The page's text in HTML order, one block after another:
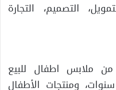
التصميم، التجارة
ملابس اطفال للبيع
بالجملة من 0 إلى 3 سنوات، ومنتجات الأطفال